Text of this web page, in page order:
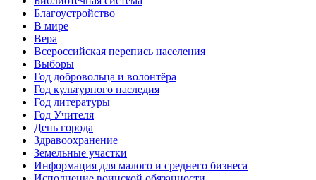
Благоустройство
В мире
Вера
Всероссийская перепись населения
Выборы
Год добровольца и волонтёра
Год культурного наследия
Год литературы
Год Учителя
День города
Здравоохранение
Земельные участки
Информация для малого и среднего бизнеса